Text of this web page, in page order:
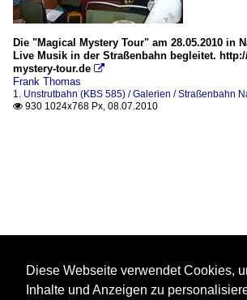
Die "Magical Mystery Tour" am 28.05.2010 in
Live Musik in der Straßenbahn begleitet.
mystery-tour.de 
Frank Thomas
1. Unstrutbahn (KBS 585) / Galerien / Straßenbahn
 930 1024x768 Px, 08.07.2010
Diese Webseite verwendet Cookies,
Inhalte und Anzeigen zu